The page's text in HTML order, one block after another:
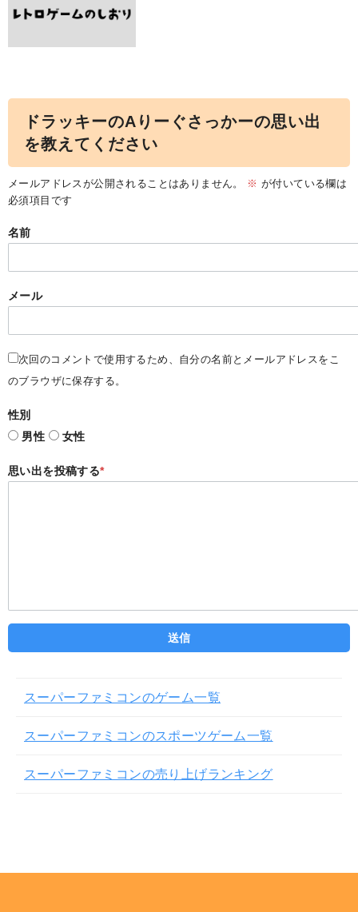
ドラッキーのAりーぐさっかーの思い出
を教えてください
メールアドレスが公開されることはありません。 ※ が付いている欄は
必須項目です
名前
メール
次回のコメントで使用するため、自分の名前とメールアドレスをこ
のブラウザに保存する。
性別
男性
女性
思い出を投稿する*
スーパーファミコンのゲーム一覧
スーパーファミコンのスポーツゲーム一覧
スーパーファミコンの売り上げランキング